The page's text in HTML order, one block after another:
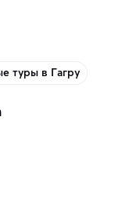
туры в Гагру